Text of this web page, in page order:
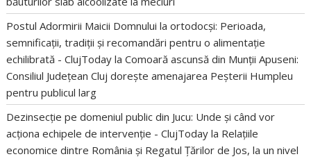
Postul Adormirii Maicii Domnului la ortodocși: Perioada,
semnificații, tradiții și recomandări pentru o alimentație
echilibrată - ClujToday laComoară ascunsă din Munții Apuseni:
Consiliul Județean Cluj dorește amenajarea Peșterii Humpleu
pentru publicul larg
Dezinsecție pe domeniul public din Jucu: Unde și când vor
acționa echipele de intervenție - ClujToday la Relațiile
economice dintre România și Regatul Țărilor de Jos, la un nivel